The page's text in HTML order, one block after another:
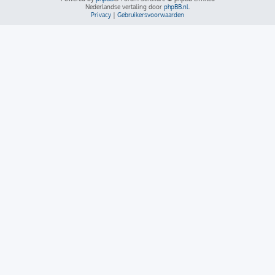
Nederlandse vertaling door phpBB.nl
Privacy | Gebruikersvoorwaarden